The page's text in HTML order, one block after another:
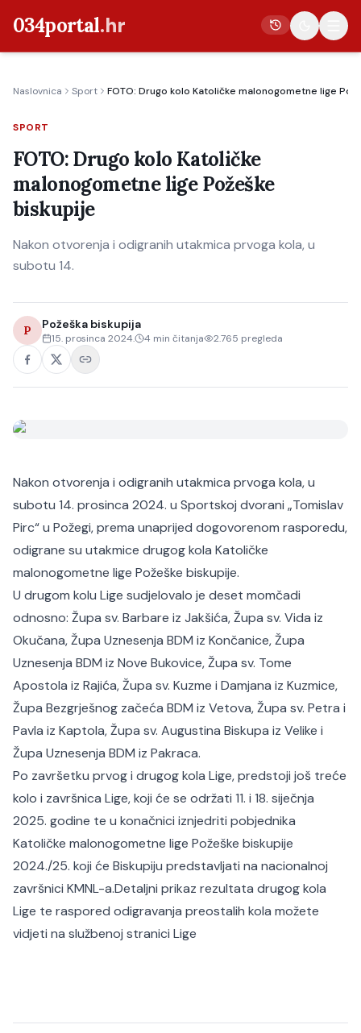
034portal.hr
Crna kronika
Poljoprivreda
Politika
Gospodarstvo
Život
Sport
Naslovnica Sport FOTO: Drugo kolo Katoličke malonogometne lige
SPORT
FOTO: Drugo kolo Katoličke
malonogometne lige Požeške
biskupije
Nakon otvorenja i odigranih utakmica prvoga kola, u
subotu 14.
P Požeška biskupija
15. prosinca 2024. 4 min čitanja 2.765 pregleda
Nakon otvorenja i odigranih utakmica prvoga kola, u
subotu 14. prosinca 2024. u Sportskoj dvorani „Tomislav
Pirc“ u Požegi, prema unaprijed dogovorenom rasporedu,
odigrane su utakmice drugog kola Katoličke
malonogometne lige Požeške biskupije.
U drugom kolu Lige sudjelovalo je deset momčadi
odnosno: Župa sv. Barbare iz Jakšića, Župa sv. Vida iz
Okučana, Župa Uznesenja BDM iz Končanice, Župa
Uznesenja BDM iz Nove Bukovice, Župa sv. Tome
Apostola iz Rajića, Župa sv. Kuzme i Damjana iz Kuzmice,
Župa Bezgrješnog začeća BDM iz Vetova, Župa sv. Petra i
Pavla iz Kaptola, Župa sv. Augustina Biskupa iz Velike i
Župa Uznesenja BDM iz Pakraca.
Po završetku prvog i drugog kola Lige, predstoji još treće
kolo i završnica Lige, koji će se održati 11. i 18. siječnja
2025. godine te u konačnici iznjedriti pobjednika
Katoličke malonogometne lige Požeške biskupije
2024./25. koji će Biskupiju predstavljati na nacionalnoj
završnici KMNL-a.Detaljni prikaz rezultata drugog kola
Lige te raspored odigravanja preostalih kola možete
vidjeti na službenoj stranici Lige